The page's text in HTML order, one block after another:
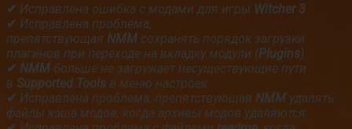
✔ Исправлена ошибка с модами для игры Witcher 3
✔ Исправлена проблема,
препятствующая NMM сохранять порядок загрузки
плагинов при переходе на вкладку модули (Plugins)
✔ NMM больше не загружает несуществующие пути
в Supported Tools в меню настроек
✔ Исправлена проблема, препятствующая NMM удалять
файлы кэша модов, когда архивы модов удаляются